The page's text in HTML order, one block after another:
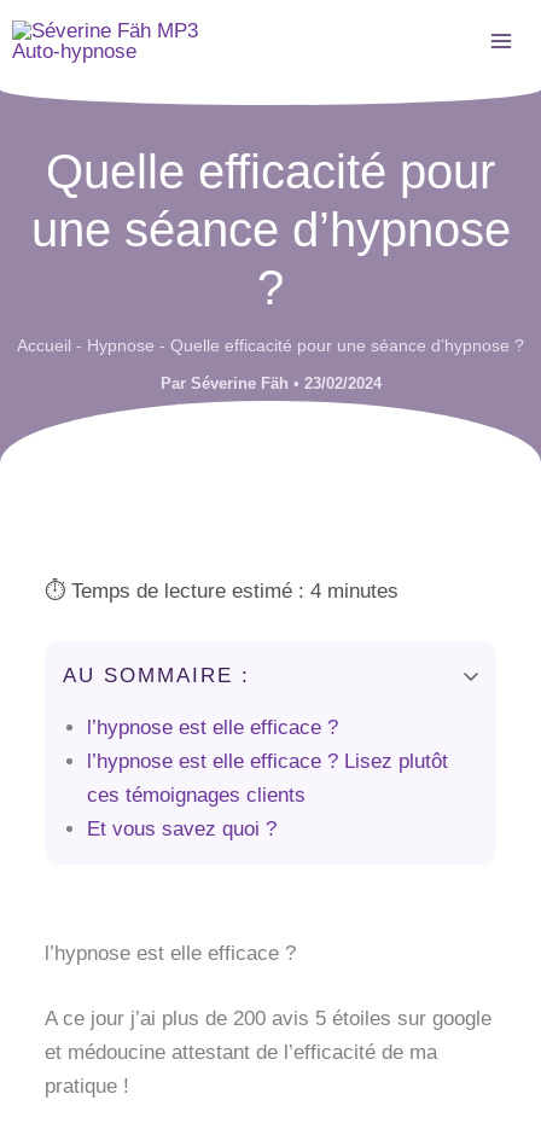
Aller
au
Quelle efficacité pour
une séance d’hypnose
?
Accueil - Hypnose - Quelle efficacité pour une séance d’hypnose ?
Par Séverine Fäh • 23/02/2024
⏱️ Temps de lecture estimé : 4 minutes
AU SOMMAIRE :
l’hypnose est elle efficace ?
l’hypnose est elle efficace ? Lisez plutôt
ces témoignages clients
Et vous savez quoi ?
l’hypnose est elle efficace ?
A ce jour j’ai plus de 200 avis 5 étoiles sur google
et médoucine attestant de l’efficacité de ma
pratique !